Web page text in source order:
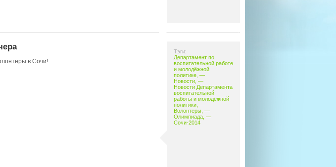
Тэги:
Департамент по
воспитательной работе
и молодёжной
политике, —
Новости, —
Новости Департамента
воспитательной
работы и молодёжной
политики, —
Волонтеры, —
Олимпиада, —
Сочи-2014
в Сочи!